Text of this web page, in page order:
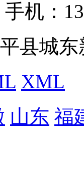
机：
县城
XML
山东 福